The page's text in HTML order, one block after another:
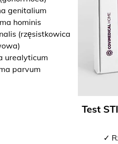
genitalium
hominis
(rzęsistkowica
urealyticum
parvum
Test
✓